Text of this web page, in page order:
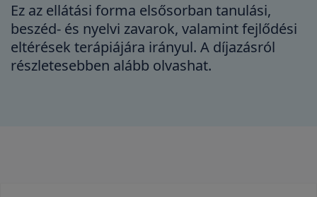
Ez az ellátási forma elsősorban tanulási,
beszéd- és nyelvi zavarok, valamint fejlődési
eltérések terápiájára irányul. A díjazásról
részletesebben alább olvashat.